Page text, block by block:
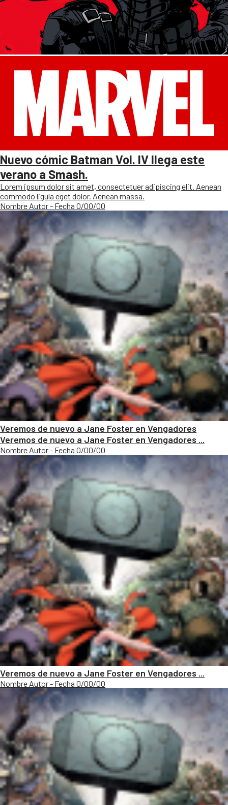
Nuevo cómic Batman Vol. IV llega este
verano a Smash.
Lorem ipsum dolor sit amet, consectetuer adipiscing elit. Aenean
commodo ligula eget dolor. Aenean massa.
Nombre Autor - Fecha 0/00/00
Veremos de nuevo a Jane Foster en Vengadores
Veremos de nuevo a Jane Foster en Vengadores ...
Nombre Autor - Fecha 0/00/00
Veremos de nuevo a Jane Foster en Vengadores ...
Nombre Autor - Fecha 0/00/00